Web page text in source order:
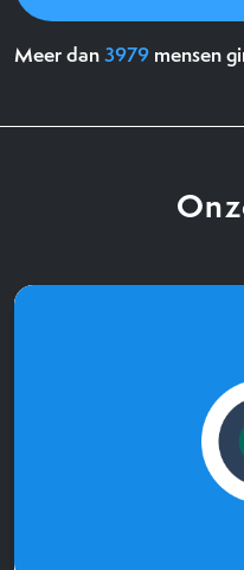
Meer dan3979 mensen